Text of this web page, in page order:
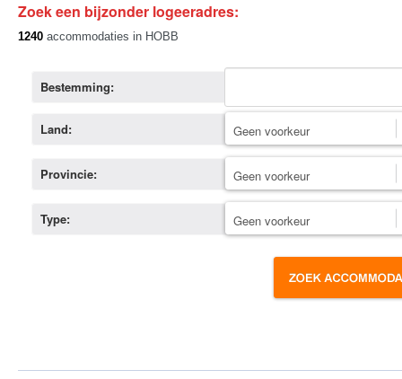
Zoek een bijzonder logeeradres:
1240 accommodaties in HOBB
Bestemming:
Land:
Provincie:
Type: